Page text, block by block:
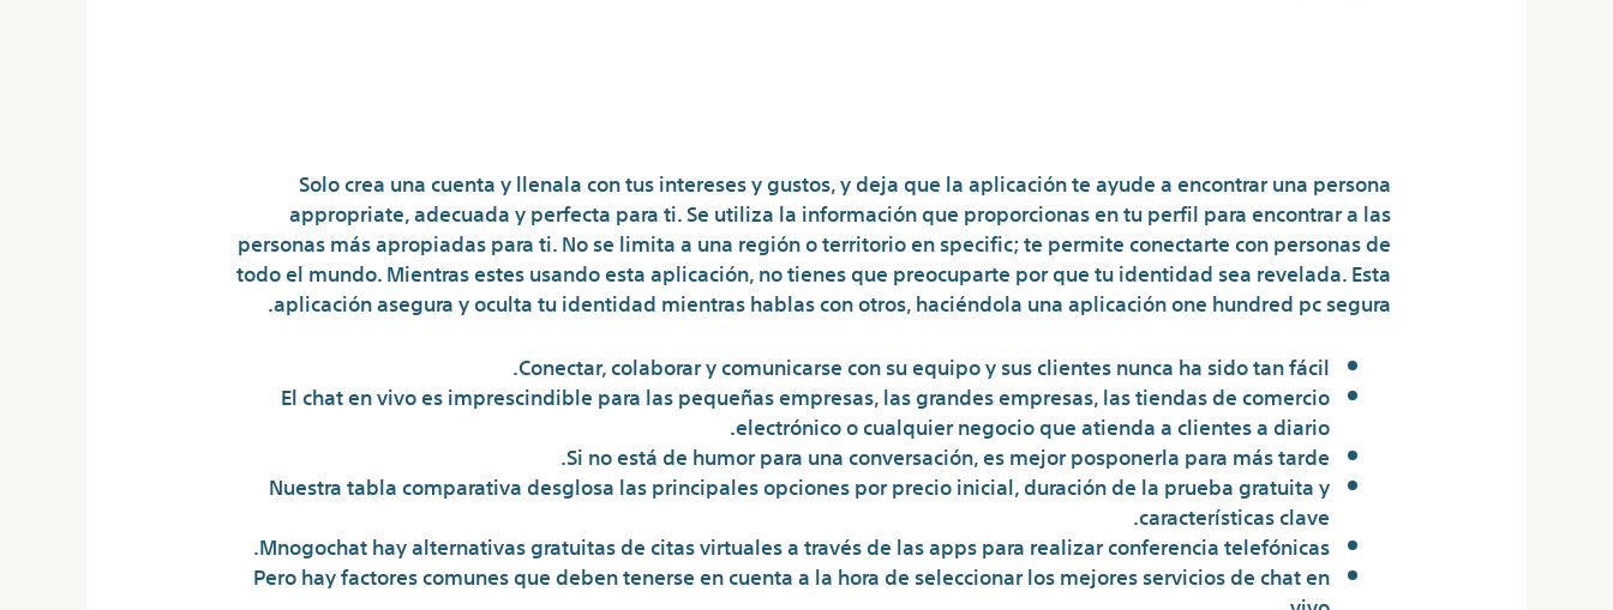
Solo crea una cuenta y llenala con tus intereses y gustos, y deja que la aplicación te ayude a encontrar una persona
appropriate, adecuada y perfecta para ti. Se utiliza la información que proporcionas en tu perfil para encontrar a las
personas más apropiadas para ti. No se limita a una región o territorio en specific; te permite conectarte con personas de
todo el mundo. Mientras estes usando esta aplicación, no tienes que preocuparte por que tu identidad sea revelada. Esta
aplicación asegura y oculta tu identidad mientras hablas con otros, haciéndola una aplicación one hundred pc segura.
Conectar, colaborar y comunicarse con su equipo y sus clientes nunca ha sido tan fácil.
El chat en vivo es imprescindible para las pequeñas empresas, las grandes empresas, las tiendas de comercio
electrónico o cualquier negocio que atienda a clientes a diario.
Si no está de humor para una conversación, es mejor posponerla para más tarde.
Nuestra tabla comparativa desglosa las principales opciones por precio inicial, duración de la prueba gratuita y
características clave.
Mnogochat hay alternativas gratuitas de citas virtuales a través de las apps para realizar conferencia telefónicas.
Pero hay factores comunes que deben tenerse en cuenta a la hora de seleccionar los mejores servicios de chat en